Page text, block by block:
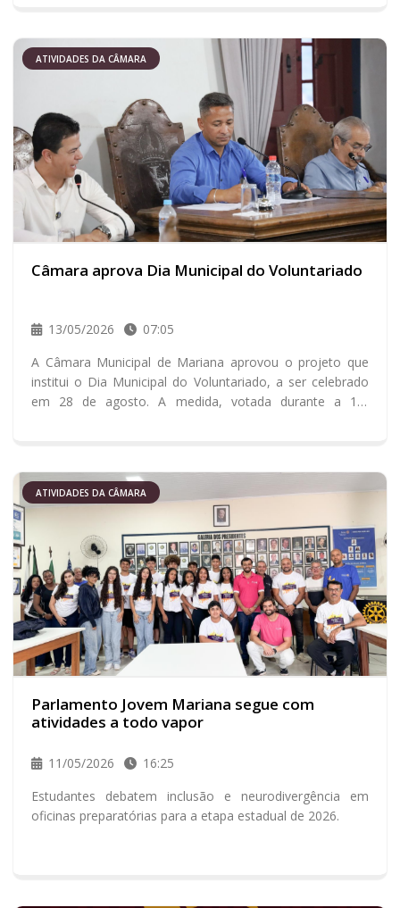
ATIVIDADES DA CÂMARA
Câmara aprova Dia Municipal do Voluntariado
13/05/2026
07:05
A Câmara Municipal de Mariana aprovou o projeto que
institui o Dia Municipal do Voluntariado, a ser celebrado
em 28 de agosto. A medida, votada durante a 15ª
ATIVIDADES DA CÂMARA
Parlamento Jovem Mariana segue com
atividades a todo vapor
11/05/2026
16:25
Estudantes debatem inclusão e neurodivergência em
oficinas preparatórias para a etapa estadual de 2026.